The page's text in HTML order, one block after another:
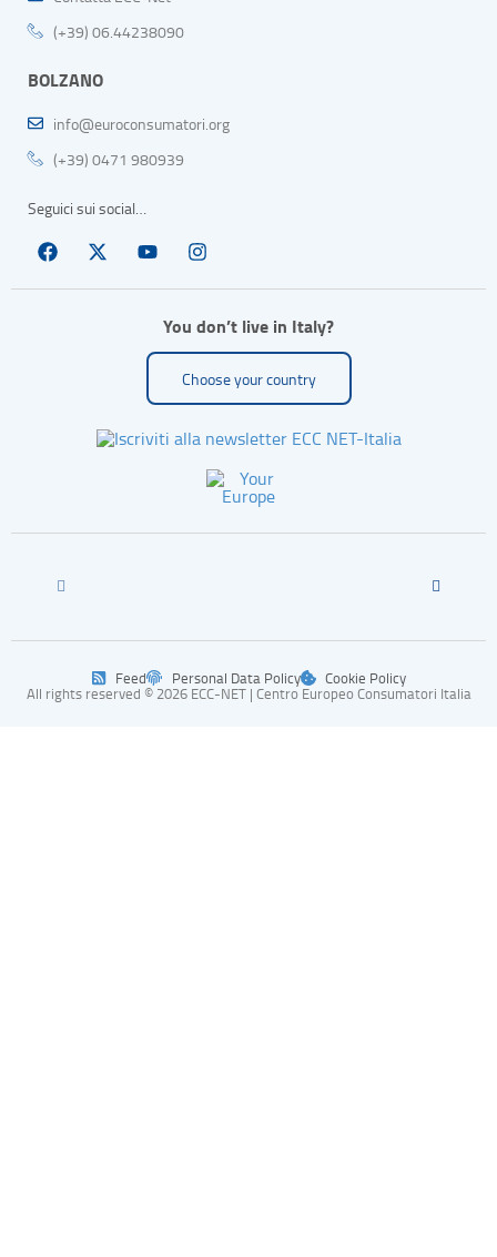
(+39) 06.44238090
BOLZANO
info@euroconsumatori.org
(+39) 0471 980939
Seguici sui social…
You don’t live in Italy?
Choose your country
All rights reserved © 2026 ECC-NET | Centro Europeo Consumatori Italia
Feed Personal Data Policy Cookie Policy